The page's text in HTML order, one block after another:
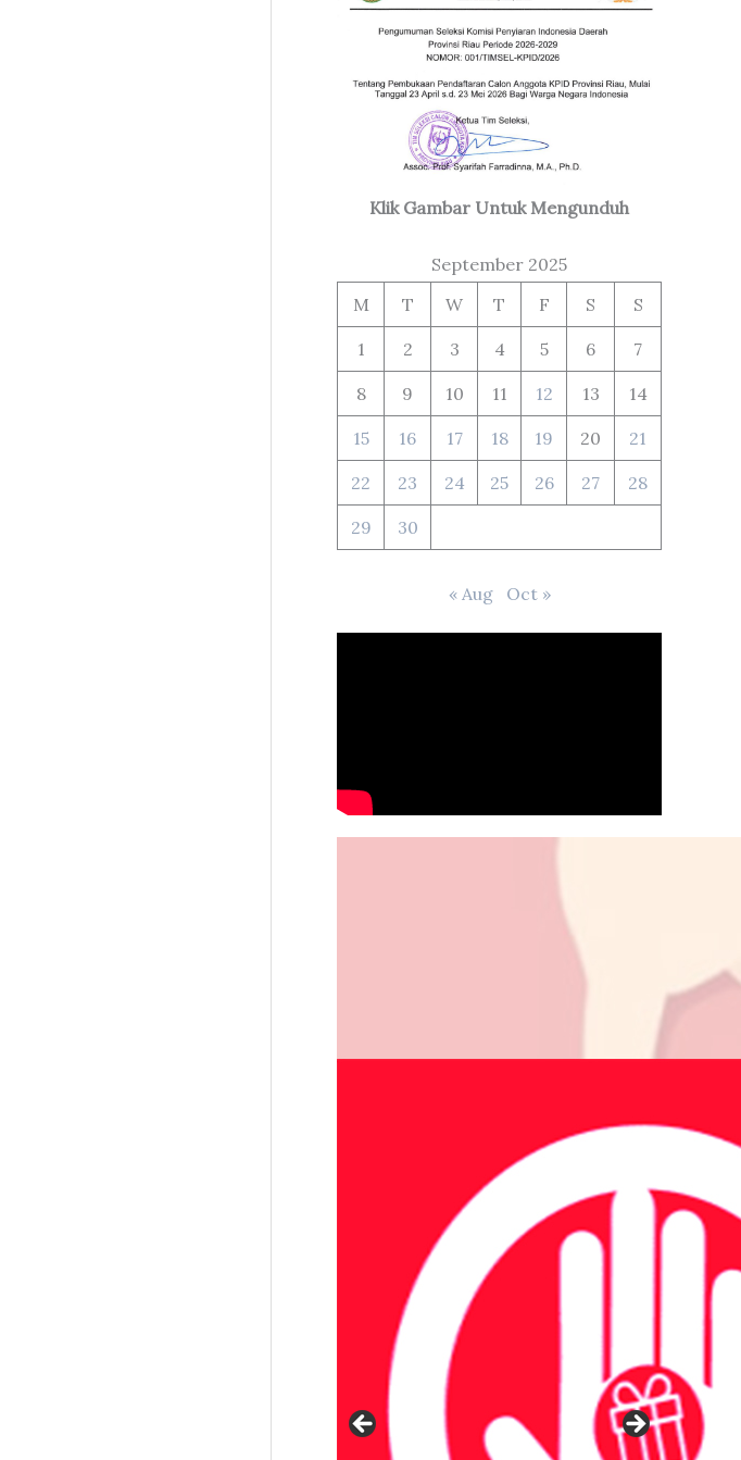
Klik Gambar Untuk Mengunduh
September 2025
M
T W T F S S
1 2 3 4 5 6 7
8 9 10 11 12 13 14
15 16 17 18 19 20 21
22 23 24 25 26 27 28
29 30
« Aug Oct »